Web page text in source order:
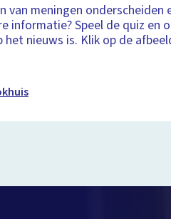
van meningen onderscheiden
informatie? Speel de quiz en
het nieuws is. Klik op de